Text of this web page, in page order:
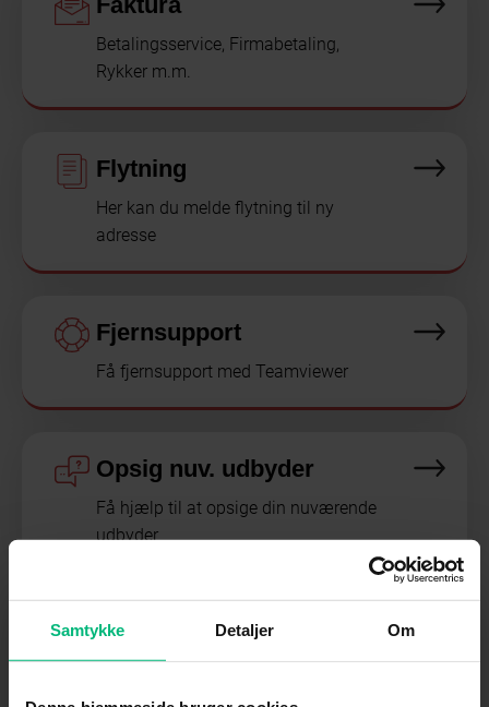
Samtykke Detaljer Om
Betalingsservice, Firmabetaling,
Rykker m.m.
Flytning
Her kan du melde flytning til ny
adresse
Fjernsupport
Få fjernsupport med Teamviewer
Opsig nuv. udbyder
Få hjælp til at opsige din nuværende
udbyder
Driftstatus
eller systemopdateringer